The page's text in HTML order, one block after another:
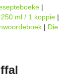
|
ml / 1 koppie |
| Die